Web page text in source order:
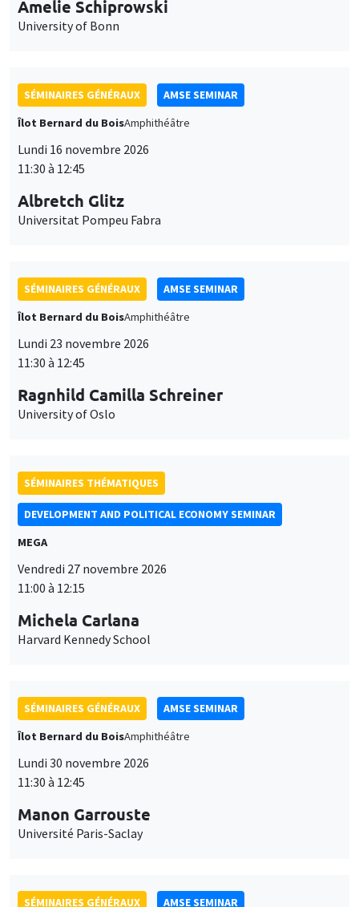
University of Bonn
SÉMINAIRES GÉNÉRAUX
AMSE SEMINAR
Îlot Bernard du BoisAmphithéâtre
11:30 à 12:45
Universitat Pompeu Fabra
SÉMINAIRES GÉNÉRAUX
AMSE SEMINAR
Îlot Bernard du BoisAmphithéâtre
11:30 à 12:45
University of Oslo
SÉMINAIRES THÉMATIQUES
DEVELOPMENT AND POLITICAL ECONOMY SEMINAR
MEGA
11:00 à 12:15
Harvard Kennedy School
SÉMINAIRES GÉNÉRAUX
AMSE SEMINAR
Îlot Bernard du BoisAmphithéâtre
11:30 à 12:45
Université Paris-Saclay
SÉMINAIRES GÉNÉRAUX AMSE SEMINAR